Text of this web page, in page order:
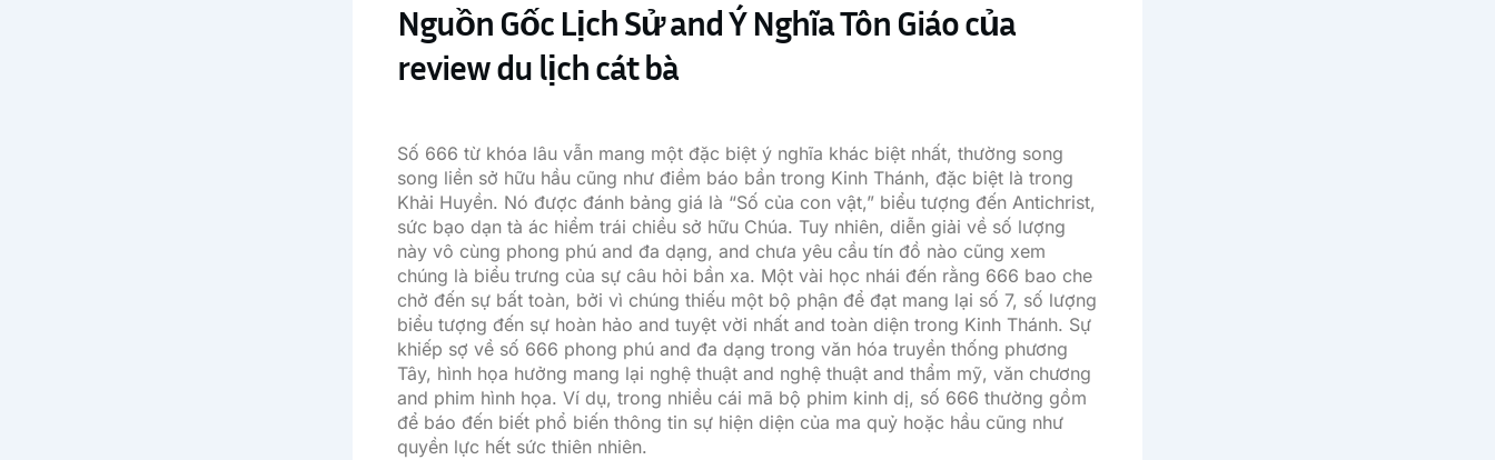
Nguồn Gốc Lịch Sử and Ý Nghĩa Tôn Giáo của
review du lịch cát bà
Số 666 từ khóa lâu vẫn mang một đặc biệt ý nghĩa khác biệt nhất, thường song
song liền sở hữu hầu cũng như điềm báo bần trong Kinh Thánh, đặc biệt là trong
Khải Huyền. Nó được đánh bảng giá là “Số của con vật,” biểu tượng đến Antichrist,
sức bạo dạn tà ác hiểm trái chiều sở hữu Chúa. Tuy nhiên, diễn giải về số lượng
này vô cùng phong phú and đa dạng, and chưa yêu cầu tín đồ nào cũng xem
chúng là biểu trưng của sự câu hỏi bần xa. Một vài học nhái đến rằng 666 bao che
chở đến sự bất toàn, bởi vì chúng thiếu một bộ phận để đạt mang lại số 7, số lượng
biểu tượng đến sự hoàn hảo and tuyệt vời nhất and toàn diện trong Kinh Thánh. Sự
khiếp sợ về số 666 phong phú and đa dạng trong văn hóa truyền thống phương
Tây, hình họa hưởng mang lại nghệ thuật and nghệ thuật and thẩm mỹ, văn chương
and phim hình họa. Ví dụ, trong nhiều cái mã bộ phim kinh dị, số 666 thường gồm
để báo đến biết phổ biến thông tin sự hiện diện của ma quỷ hoặc hầu cũng như
quyền lực hết sức thiên nhiên.